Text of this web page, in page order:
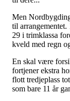
Men
til
29 i trimklassa
kveld med regn
En skal være
fortjener ekstra
flott tredjeplass
som bare 11 år